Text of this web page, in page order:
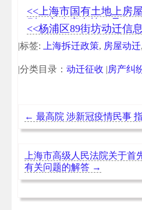
<<上海市国有土地上房
则（市政府令第71号）
<<杨浦区89街坊动迁信息
|标签: 上海拆迁政策, 房屋动迁,
|分类目录： 动迁征收 |房产纠
← 最高院 涉新冠疫情民事
上海市高级人民法院关于首
有关问题的解答 →